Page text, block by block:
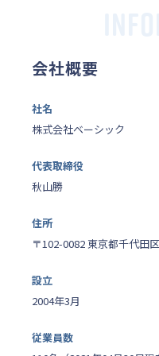
会社概要
社名
株式会社ベーシック
代表取締役
秋山勝
住所
〒102-0082 東京都千代田
設立
2004年3月
従業員数